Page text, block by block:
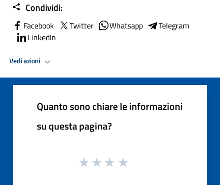
Condividi:
Facebook Twitter Whatsapp
Telegram
LinkedIn
Vedi azioni
Quanto sono chiare le informazioni
su questa pagina?